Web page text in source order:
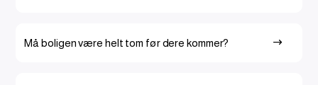
$
Må boligen være helt tom før dere kommer?